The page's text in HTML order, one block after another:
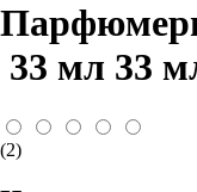
33 мл 33
(2)